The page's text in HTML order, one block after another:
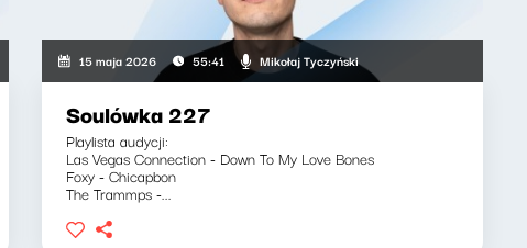
15 maja 2026 55:41 Mikołaj Tyczyński
Soulówka 227
Playlista audycji:
Las Vegas Connection - Down To My Love Bones
Foxy - Chicapbon
The Trammps -...